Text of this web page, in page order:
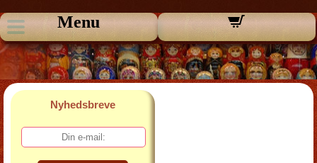
Menu
Nyhedsbreve